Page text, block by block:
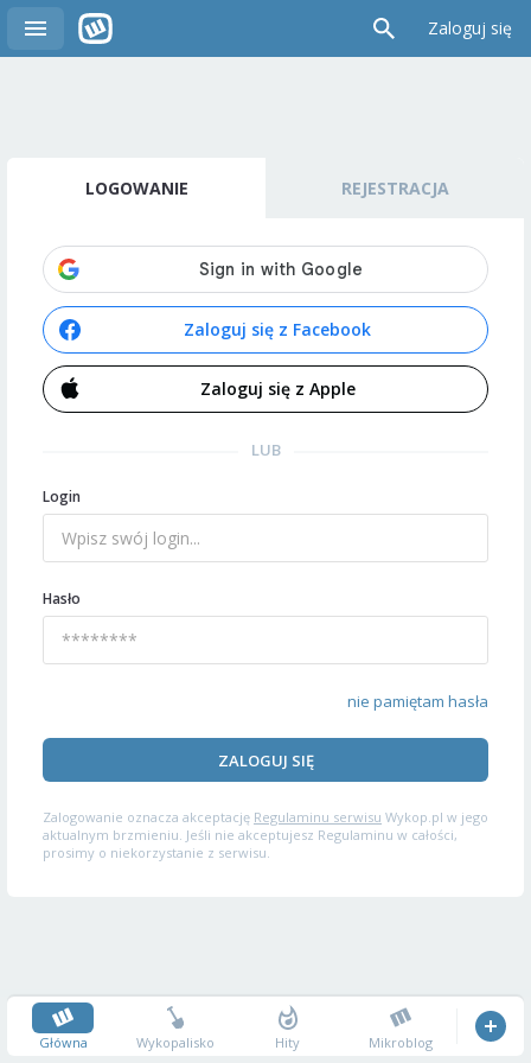
Zaloguj się
LOGOWANIE REJESTRACJA
Zaloguj się z Facebook
Zaloguj się z Apple
LUB
Login
Hasło
nie pamiętam hasła
ZALOGUJ SIĘ
Zalogowanie oznacza akceptację Regulaminu serwisu Wykop.pl w jego
aktualnym brzmieniu. Jeśli nie akceptujesz Regulaminu w całości,
prosimy o niekorzystanie z serwisu.
Główna Wykopalisko Hity Mikroblog